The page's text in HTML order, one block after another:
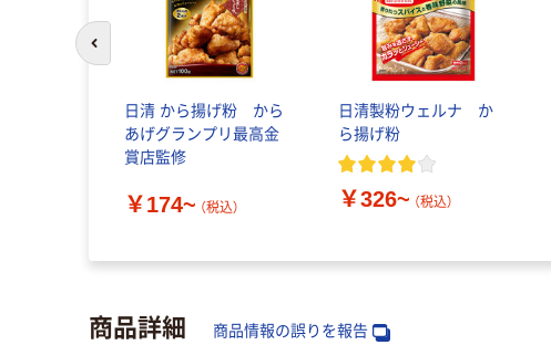
日清 から揚げ粉 から
あげグランプリ最高金
賞店監修
￥174~ （税込）
日清製粉ウェルナ か
ら揚げ粉
￥326~ （税込）
前のスライドへ
商品詳細 商品情報の誤りを報告